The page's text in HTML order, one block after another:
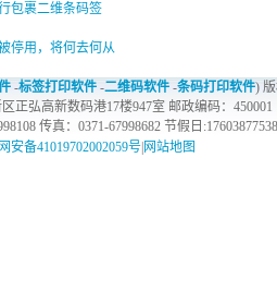
包裹二维条码签
停用，将何去何从
-标签打印软件 -二维码软件 -条码打印软件)
正弘高新数码港17楼947室 邮政编码：450001
传真：0371-67998682 节假日:17603877538
安备41019702002059号 网站地图